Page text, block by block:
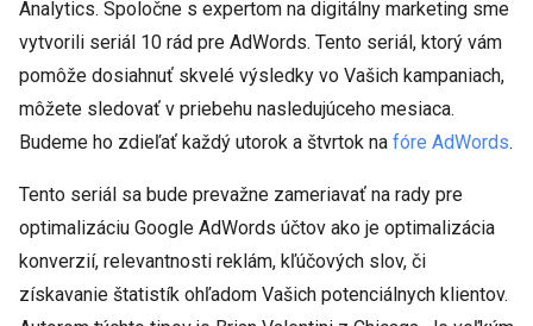
Analytics. Spoločne s expertom na digitálny marketing sme
vytvorili seriál 10 rád pre AdWords. Tento seriál, ktorý vám
pomôže dosiahnuť skvelé výsledky vo Vašich kampaniach,
môžete sledovať v priebehu nasledujúceho mesiaca.
Budeme ho zdieľať každý utorok a štvrtok na fóre AdWords.
Tento seriál sa bude prevažne zameriavať na rady pre
optimalizáciu Google AdWords účtov ako je optimalizácia
konverzií, relevantnosti reklám, kľúčových slov, či
získavanie štatistík ohľadom Vašich potenciálnych klientov.